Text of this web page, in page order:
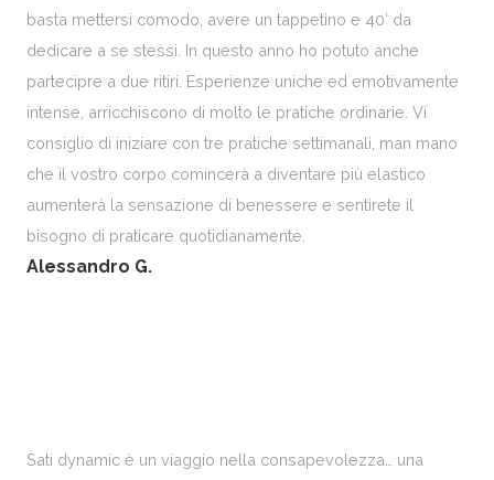
basta mettersi comodo, avere un tappetino e 40′ da
dedicare a se stessi. In questo anno ho potuto anche
partecipre a due ritiri. Esperienze uniche ed emotivamente
intense, arricchiscono di molto le pratiche ordinarie. Vi
consiglio di iniziare con tre pratiche settimanali, man mano
che il vostro corpo comincerà a diventare più elastico
aumenterà la sensazione di benessere e sentirete il
bisogno di praticare quotidianamente.
Alessandro G.
Sati dynamic è un viaggio nella consapevolezza… una